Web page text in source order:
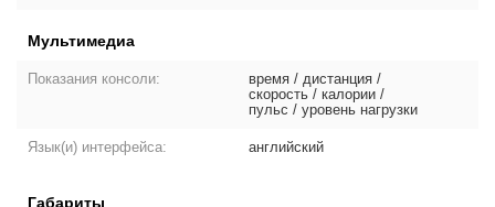
Мультимедиа
Показания консоли:
время / дистанция /
скорость / калории /
пульс / уровень нагрузки
Язык(и) интерфейса: английский
Габариты